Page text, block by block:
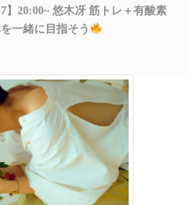
】20:00~ 悠木冴 筋トレ＋有酸素
一緒に目指そう